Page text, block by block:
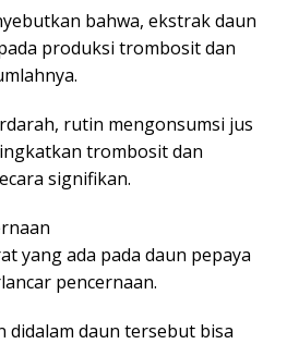
bahwa, ekstrak daun
produksi trombosit dan
rutin mengonsumsi jus
trombosit dan
signifikan.
yang ada pada daun pepaya
pencernaan.
didalam daun tersebut bisa